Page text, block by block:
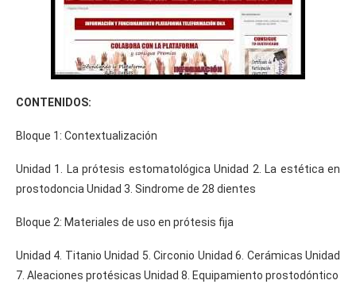
CONTENIDOS:
Bloque 1: Contextualización
Unidad 1. La prótesis estomatológica Unidad 2. La estética en
prostodoncia Unidad 3. Sindrome de 28 dientes
Bloque 2: Materiales de uso en prótesis fija
Unidad 4. Titanio Unidad 5. Circonio Unidad 6. Cerámicas Unidad
7. Aleaciones protésicas Unidad 8. Equipamiento prostodóntico